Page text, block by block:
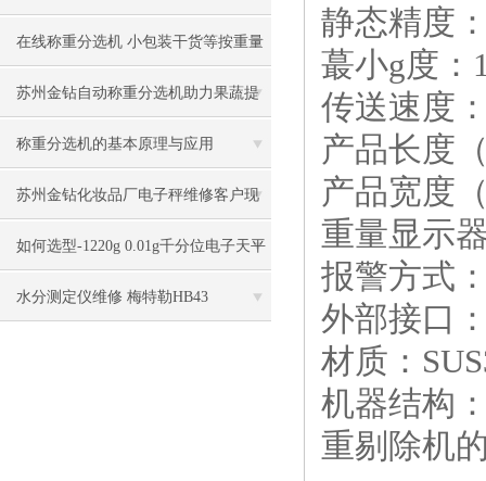
在线称重分选机 小包装干货等按重量
大小分选
苏州金钻自动称重分选机助力果蔬提
升市场价值
称重分选机的基本原理与应用
苏州金钻化妆品厂电子秤维修客户现
场
如何选型-1220g 0.01g千分位电子天平
自动内校
水分测定仪维修 梅特勒HB43
静态精度
蕞小g度：
传送速度
产品长度
产品宽度
重量显示
报警方式
外部接口
材质：
机器结构
重剔除机